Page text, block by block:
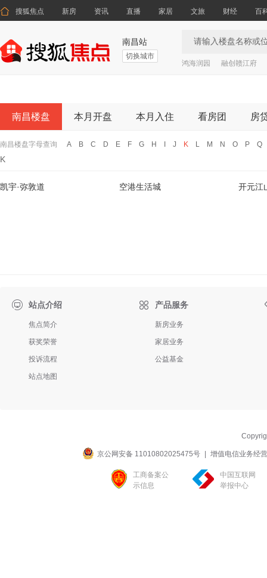
 搜狐焦点 新房 资讯 直播 家居 文旅 财经 百
南昌站
切换城市
鸿海润园
融创赣江府
南昌楼盘 本月开盘 本月入住 看房团 房
南昌楼盘字母查询 A B C D E F G H J K L M N O P Q
K
凯宇·弥敦道 空港生活城 开元江
站点介绍
焦点简介
获奖荣誉
投诉流程
站点地图
 产品服务
新房业务
家居业务
公益基金
京公网安备 11010802025475号 增值电信业务经
工商备案公
示信息
中国互联网
举报中心